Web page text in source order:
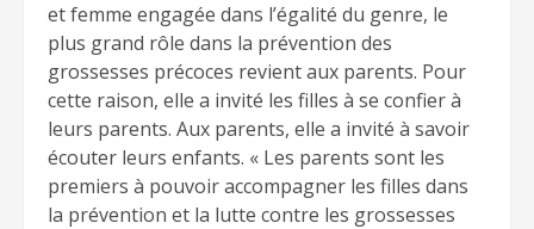
et femme engagée dans l’égalité du genre, le
plus grand rôle dans la prévention des
grossesses précoces revient aux parents. Pour
cette raison, elle a invité les filles à se confier à
leurs parents. Aux parents, elle a invité à savoir
écouter leurs enfants. « Les parents sont les
premiers à pouvoir accompagner les filles dans
la prévention et la lutte contre les grossesses